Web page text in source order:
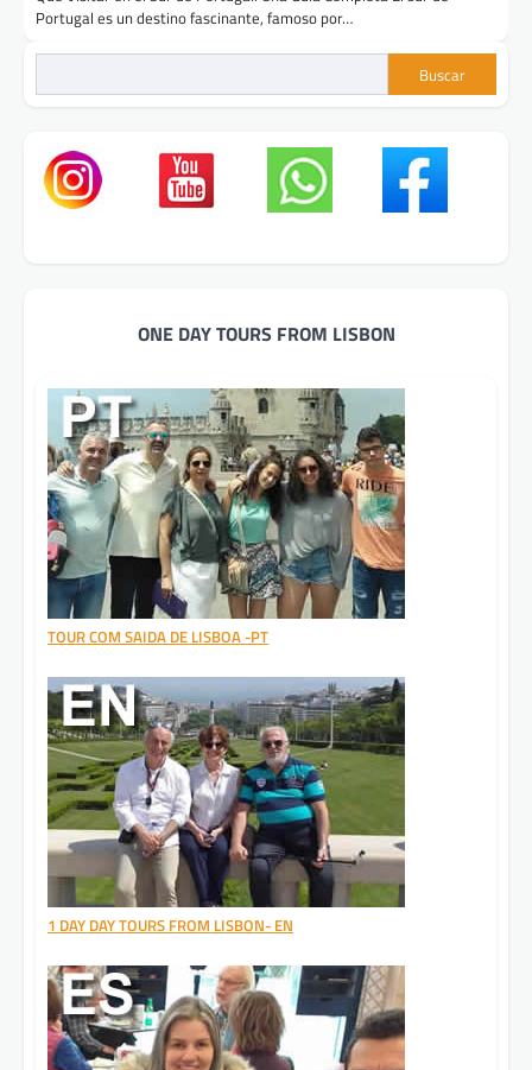
Portugal es un destino fascinante, famoso por…
Buscar
ONE DAY TOURS FROM LISBON
TOUR COM SAIDA DE LISBOA -PT
1 DAY DAY TOURS FROM LISBON- EN